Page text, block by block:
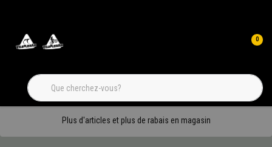
0
Plus d'articles et plus de rabais en magasin